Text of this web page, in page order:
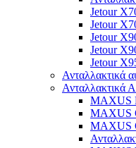
Jetour
Jetour
Jetour
Jetour
Jetour
Ανταλλακτικά
Ανταλλακτικά
MAXUS
MAXUS
MAXUS